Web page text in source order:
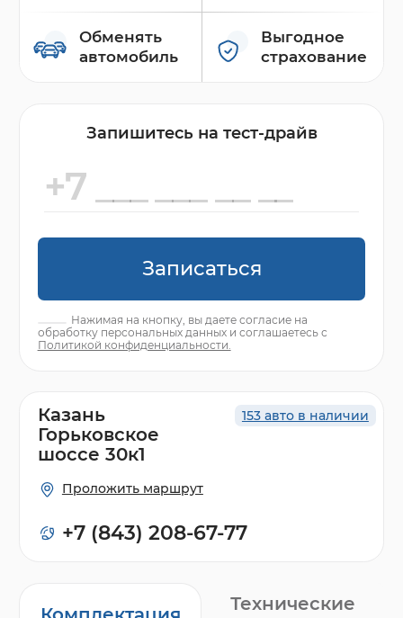
Обменять
автомобиль
Выгодное
страхование
Запишитесь на тест-драйв
Записаться
Нажимая на кнопку, вы даете согласие на
обработку персональных данных и соглашаетесь с
Политикой конфиденциальности.
Технические
153 авто в наличии
Казань
Горьковское
шоссе 30к1
Проложить маршрут
+7 (843) 208-67-77